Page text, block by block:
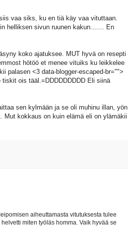
vaa siks, ku en tiä käy vaa vituttaan.
helliksen sivun ruunen kakun....... En
koko ajatuksee. MUT hyvä on resepti
hötöö et menee vituiks ku leikkelee
palasen <3 data-blogger-escaped-br="">
ois tääl.=DDDDDDDDD Eli siinä
sen kylmään ja se oli muhinu illan, yön
kokkaus on kuin elämä eli on ylämäkii
aiheuttamasta vitutuksesta tulee
miten työläs homma. Vaik hyvää se